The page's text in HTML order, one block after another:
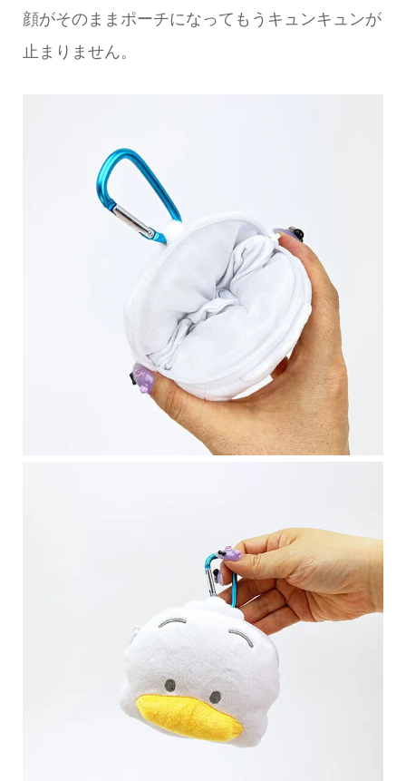
顔がそのままポーチになってもうキュンキュンが
止まりません。